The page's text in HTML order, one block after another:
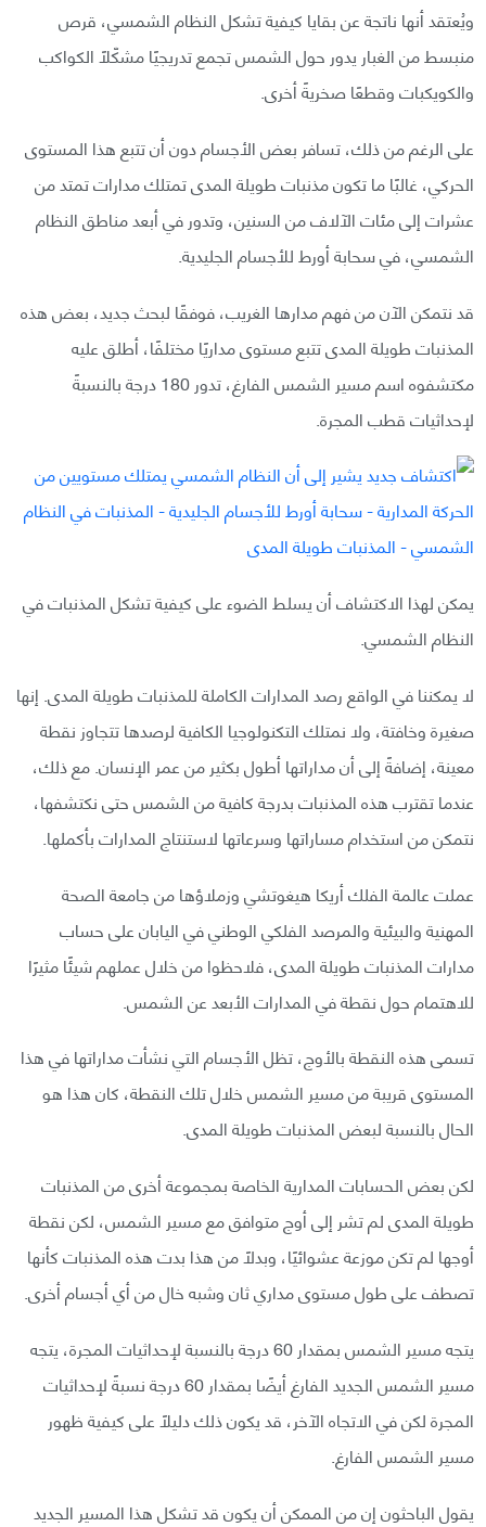
ويُعتقد أنها ناتجة عن بقايا كيفية تشكل النظام الشمسي، قرص
منبسط من الغبار يدور حول الشمس تجمع تدريجيًا مشكّلًا الكواكب
والكويكبات وقطعًا صخريةً أخرى.
على الرغم من ذلك، تسافر بعض الأجسام دون أن تتبع هذا المستوى
الحركي، غالبًا ما تكون مذنبات طويلة المدى تمتلك مدارات تمتد من
عشرات إلى مئات الآلاف من السنين، وتدور في أبعد مناطق النظام
الشمسي، في سحابة أورط للأجسام الجليدية.
قد نتمكن الآن من فهم مدارها الغريب، فوفقًا لبحث جديد، بعض هذه
المذنبات طويلة المدى تتبع مستوى مداريًا مختلفًا، أطلق عليه
مكتشفوه اسم مسير الشمس الفارغ، تدور 180 درجة بالنسبةً
لإحداثيات قطب المجرة.
يمكن لهذا الاكتشاف أن يسلط الضوء على كيفية تشكل المذنبات في
النظام الشمسي.
لا يمكننا في الواقع رصد المدارات الكاملة للمذنبات طويلة المدى. إنها
صغيرة وخافتة، ولا نمتلك التكنولوجيا الكافية لرصدها تتجاوز نقطة
معينة، إضافةً إلى أن مداراتها أطول بكثير من عمر الإنسان. مع ذلك،
عندما تقترب هذه المذنبات بدرجة كافية من الشمس حتى نكتشفها،
نتمكن من استخدام مساراتها وسرعاتها لاستنتاج المدارات بأكملها.
عملت عالمة الفلك أريكا هيغوتشي وزملاؤها من جامعة الصحة
المهنية والبيئية والمرصد الفلكي الوطني في اليابان على حساب
مدارات المذنبات طويلة المدى، فلاحظوا من خلال عملهم شيئًا مثيرًا
للاهتمام حول نقطة في المدارات الأبعد عن الشمس.
تسمى هذه النقطة بالأوج، تظل الأجسام التي نشأت مداراتها في هذا
المستوى قريبة من مسير الشمس خلال تلك النقطة، كان هذا هو
الحال بالنسبة لبعض المذنبات طويلة المدى.
لكن بعض الحسابات المدارية الخاصة بمجموعة أخرى من المذنبات
طويلة المدى لم تشر إلى أوج متوافق مع مسير الشمس، لكن نقطة
أوجها لم تكن موزعة عشوائيًا، وبدلًا من هذا بدت هذه المذنبات كأنها
تصطف على طول مستوى مداري ثان وشبه خال من أي أجسام أخرى.
يتجه مسير الشمس بمقدار 60 درجة بالنسبة لإحداثيات المجرة، يتجه
مسير الشمس الجديد الفارغ أيضًا بمقدار 60 درجة نسبةً لإحداثيات
المجرة لكن في الاتجاه الآخر، قد يكون ذلك دليلًا على كيفية ظهور
مسير الشمس الفارغ.
يقول الباحثون إن من الممكن أن يكون قد تشكل هذا المسير الجديد